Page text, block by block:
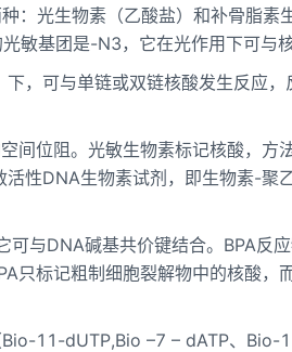
：光生物素（乙酸盐）和补骨脂素
敏基团是-N3，它在光作用下可与
，可与单链或双链核酸发生反应，
间位阻。光敏生物素标记核酸，方
性DNA生物素试剂，即生物素-聚
与DNA碱基共价键结合。BPA反
只标记粗制细胞裂解物中的核酸，
11-dUTP,Bio –7 – dATP、Bio-